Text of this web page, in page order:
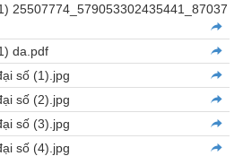
25507774_579053302435441_87037
da.pdf
số (1).jpg
số (2).jpg
số (3).jpg
số (4).jpg